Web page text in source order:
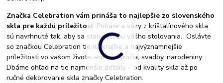
Značka Celebration vám prináša to najlepšie zo slovenského
skla pre každú príležitosť. Poháre a vázy z krištalínového skla
sú navrhnuté tak, aby sa stali pýchou vášho stolovania. Oslávte
so značkou Celebration tie najkrajšie a najvýznamnejšie
príležitosti vo vašom živote ako sú výročia, svadby, narodeniny...
Dbáme ohľad na tie najmenšie detaily – od kvality skla až po
ručné dekorovanie skla značky Celebration.